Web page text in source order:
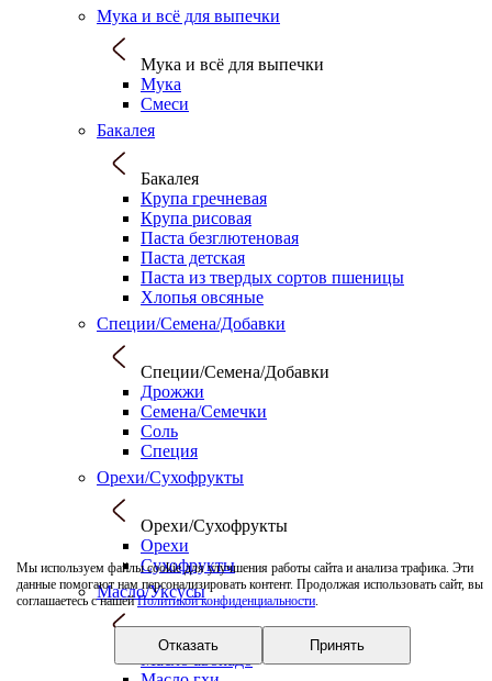
Мы используем файлы cookie для улучшения работы сайта и анализа трафика. Эти
данные помогают нам персонализировать контент. Продолжая использовать сайт, вы
соглашаетесь с нашейПолитикой конфиденциальности.
Отказать Принять
Мука и всё для выпечки
Мука и всё для выпечки
Мука
Смеси
Бакалея
Бакалея
Крупа гречневая
Крупа рисовая
Паста безглютеновая
Паста детская
Паста из твердых сортов пшеницы
Хлопья овсяные
Специи/Семена/Добавки
Специи/Семена/Добавки
Дрожжи
Семена/Семечки
Соль
Специя
Орехи/Сухофрукты
Орехи/Сухофрукты
Орехи
Сухофрукты
Масло/Уксусы
Масло/Уксусы
Масло авокадо